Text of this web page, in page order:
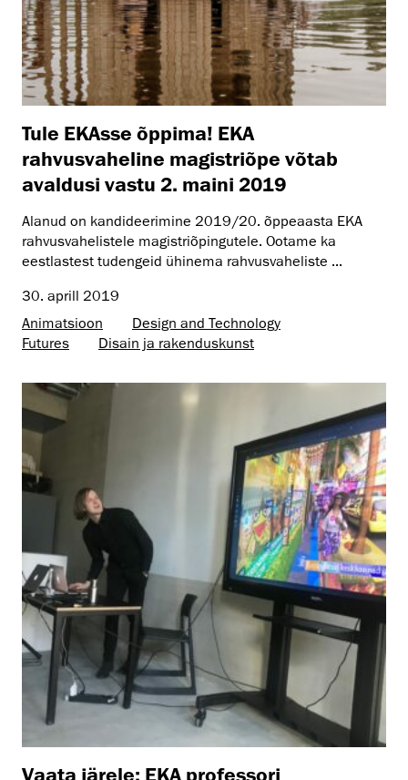
Tule EKAsse õppima! EKA
rahvusvaheline magistriõpe võtab
avaldusi vastu 2. maini 2019
Alanud on kandideerimine 2019/20. õppeaasta EKA
rahvusvahelistele magistriõpingutele. Ootame ka
eestlastest tudengeid ühinema rahvusvaheliste ...
30. aprill 2019
Animatsioon
Design and Technology
Futures
Disain ja rakenduskunst
Vaata järele: EKA professori